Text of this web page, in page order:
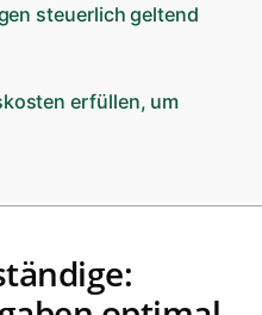
steuerlich geltend
erfüllen, um